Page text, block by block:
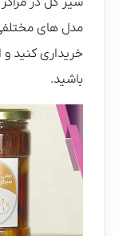
مدل های مختلفی
خریداری کنید و
باشید.